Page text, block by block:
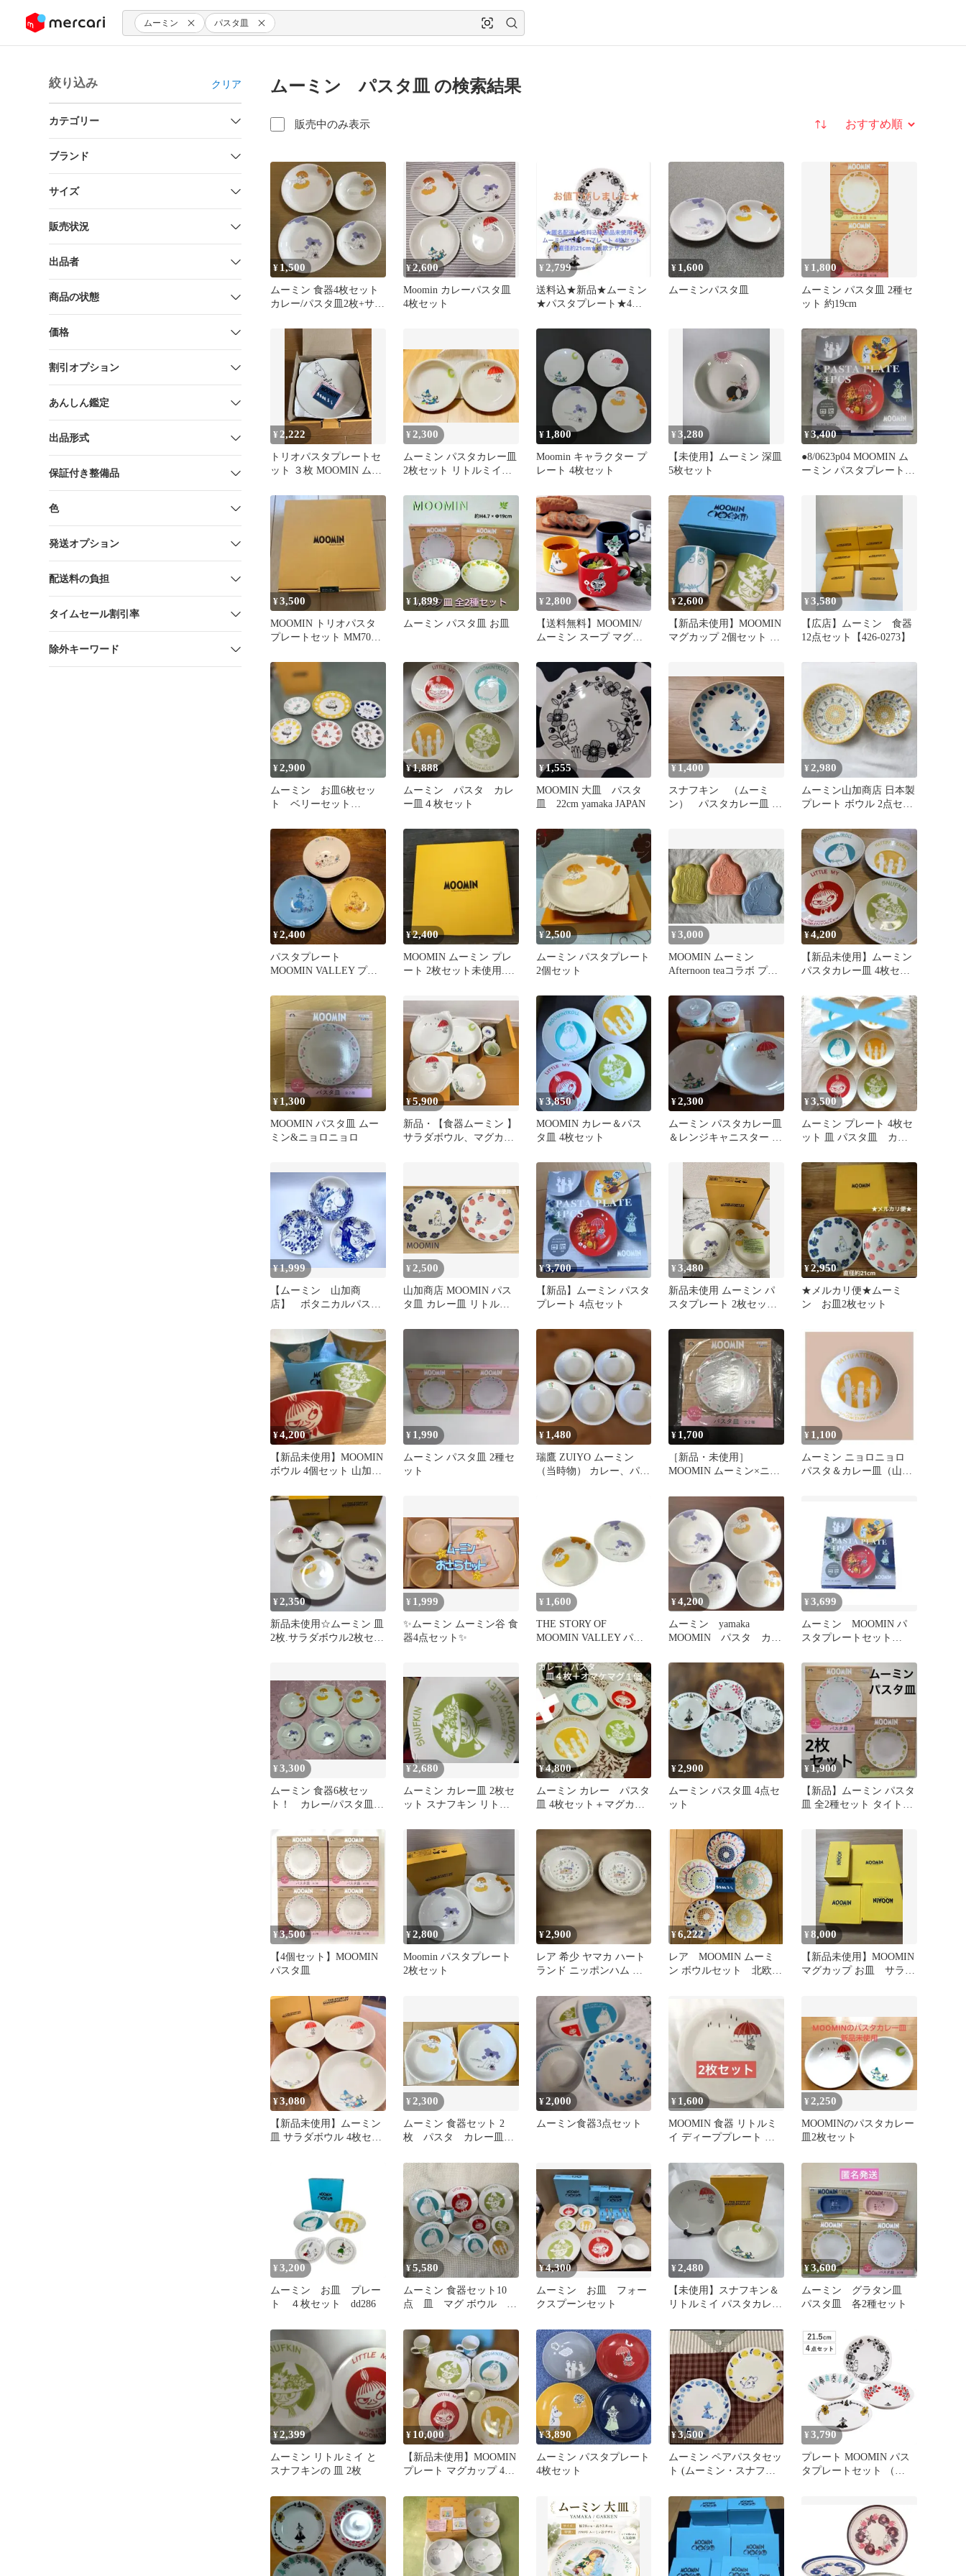
ツにスキップ ムーミン パスタ皿
絞り込み クリア
カテゴリー
ブランド
サイズ
販売状況
出品者
商品の状態
価格
割引オプション
あんしん鑑定
出品形式
保証付き整備品
色
発送オプション
配送料の負担
タイムセール割引率
除外キーワード
ムーミン パスタ皿 の検索結果
販売中のみ表示 並び替え
¥ 1,500
ムーミン 食器4枚セット
カレー/パスタ皿2枚+サラ
¥2,600
Moomin カレーパスタ皿
4枚セット
¥ 2,799
送料込★新品★ムーミン
★パスタプレート★4枚
イン★お皿
¥ 1,600
ムーミンパスタ皿
¥ 1,800
ムーミン パスタ皿 2種セ
ット 約19cm
¥ 2,222
トリオパスタプレートセ
ット ３枚 MOOMIN ムー
¥ 2,300
ムーミン パスタカレー皿
2枚セット リトルミイ＆
未使用
¥ 1,800
Moomin キャラクター プ
レート 4枚セット
¥3,280
【未使用】ムーミン 深皿
5枚セット
¥3,400
●8/0623p04 MOOMIN ム
ーミン パスタプレート 4
¥3,500
MOOMIN トリオパスタ
プレートセット MM7000-
¥ 1,899
ムーミン パスタ皿 お皿
¥2,800
【送料無料】MOOMIN/
ムーミン スープ マグカ
柄/4色/大きめ/たっぷり/
日本製/MMZ120-34
¥2,600
【新品未使用】MOOMIN
マグカップ 2個セット 山
¥3,580
【広店】ムーミン 食器
12点セット【426-0273】
¥2,900
ムーミン お皿6枚セッ
ト ベリーセット
新品未使用
¥1,888
ムーミン パスタ カレ
ー皿４枚セット
¥1,555
MOOMIN 大皿 パスタ
皿 22cm yamaka JAPAN
¥ 1,400
スナフキン （ムーミ
ン） パスタカレー皿 /
¥2,980
ムーミン山加商店 日本製
プレート ボウル 2点セッ
¥2,400
パスタプレート
MOOMIN VALLEY プレ
¥2,400
MOOMIN ムーミン プレ
ート 2枚セット未使用.巾
¥2,500
ムーミン パスタプレート
2個セット
¥3,000
MOOMIN ムーミン
Afternoon teaコラボ プレ
¥4,200
【新品未使用】ムーミン
パスタカレー皿 4枚セッ
¥ 1,300
MOOMIN パスタ皿 ムー
ミン&ニョロニョロ
¥5,900
新品・【食器ムーミン 】
サラダボウル、マグカッ
¥3,850
MOOMIN カレー＆パス
タ皿 4枚セット
¥2,300
ムーミン パスタカレー皿
＆レンジキャニスター セ
¥3,500
ムーミン プレート 4枚セ
ット 皿 パスタ皿 カレ
¥1,999
【ムーミン 山加商
店】 ボタニカルパスタ
¥ 2,500
山加商店 MOOMIN パス
タ皿 カレー皿 リトルミ
ん
¥3,700
【新品】ムーミン パスタ
プレート 4点セット
¥3,480
新品未使用 ムーミン パ
スタプレート 2枚セット
製
¥2,950
★メルカリ便★ムーミ
ン お皿2枚セット
¥4,200
【新品未使用】MOOMIN
ボウル 4個セット 山加商
¥ 1,990
ムーミン パスタ皿 2種セ
ット
¥ 1,480
瑞鷹 ZUIYO ムーミン
（当時物） カレー、パス
¥ 1,700
［新品・未使用］
MOOMIN ムーミン×ニョ
（19cm）ピンク
¥ 1,100
ムーミン ニョロニョロ
パスタ＆カレー皿（山加
¥2,350
新品未使用☆ムーミン 皿
2枚.サラダボウル2枚セッ
¥ 1,999
✨ムーミン ムーミン谷 食
器4点セット✨
¥ 1,600
THE STORY OF
MOOMIN VALLEY パス
¥4,200
ムーミン yamaka
MOOMIN パスタ カレ
4枚
¥ 3,699
ムーミン MOOMIN パ
スタプレートセット
¥3,300
ムーミン 食器6枚セッ
ト！ カレー/パスタ皿4
¥ 2,680
ムーミン カレー皿 2枚セ
ット スナフキン リトル
使用
¥4,800
ムーミン カレー パスタ
皿 4枚セット＋マグカッ
¥2,900
ムーミン パスタ皿 4点セ
ット
¥ 1,900
【新品】ムーミン パスタ
皿 全2種セット タイトー
¥3,500
【4個セット】MOOMIN
パスタ皿
¥2,800
Moomin パスタプレート
2枚セット
¥2,900
レア 希少 ヤマカ ハート
ランド ニッポンハム パ
売品
¥6,222
レア MOOMIN ムーミ
ン ボウルセット 北欧
¥8,000
【新品未使用】MOOMIN
マグカップ お皿 サラダ
¥3,080
【新品未使用】ムーミン
皿 サラダボウル 4枚セッ
¥2,300
ムーミン 食器セット 2
枚 パスタ カレー皿
¥2,000
ムーミン食器3点セット
¥ 1,600
MOOMIN 食器 リトルミ
イ ディーププレート パ
¥2,250
MOOMINのパスタカレー
皿2枚セット
¥ 3,200
ムーミン お皿 プレー
ト ４枚セット dd286
¥5,580
ムーミン 食器セット10
点 皿 マグ ボウル 未
¥4,300
ムーミン お皿 フォー
クスプーンセット
¥2,480
【未使用】スナフキン＆
リトルミイ パスタカレー
ン」
¥3,600
ムーミン グラタン皿
パスタ皿 各2種セット
¥2,399
ムーミン リトルミイ と
スナフキンの 皿 2枚
¥ 10,000
【新品未使用】MOOMIN
プレート マグカップ 4枚
¥3,890
ムーミン パスタプレート
4枚セット
¥3,500
ムーミン ペアパスタセッ
ト (ムーミン・スナフキ
¥ 3,790
プレート MOOMIN パス
タプレートセット （
器 日本製 皿 お皿 パスタ
皿 セット 食器 ムーミン
北欧 かわいい おしゃれ
プレゼント ギフト キャ
ラクター )